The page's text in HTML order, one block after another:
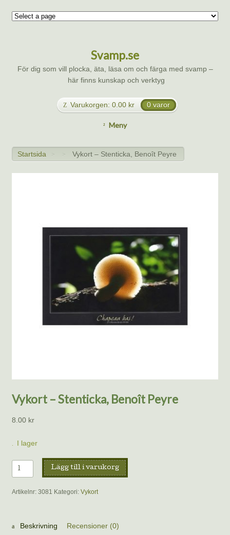
Svamp.se
För dig som vill plocka, äta, läsa om och färga med svamp –
här finns kunskap och verktyg
Varukorgen: 0.00 kr 0 varor
Meny
Startsida > > Vykort – Stenticka, Benoît Peyre
Vykort – Stenticka, Benoît Peyre
8.00 kr
I lager
Vykort
–
Stenticka,
mängd
Lägg till i varukorg
Artikelnr: 3081 Kategori: Vykort
Beskrivning Recensioner (0)